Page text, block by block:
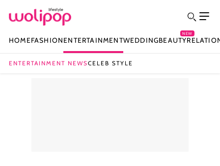
HOMEFASHIONENTERTAINMENTWEDDINGBEAUTY
NEW
ENTERTAINMENT NEWSCELEB STYLE